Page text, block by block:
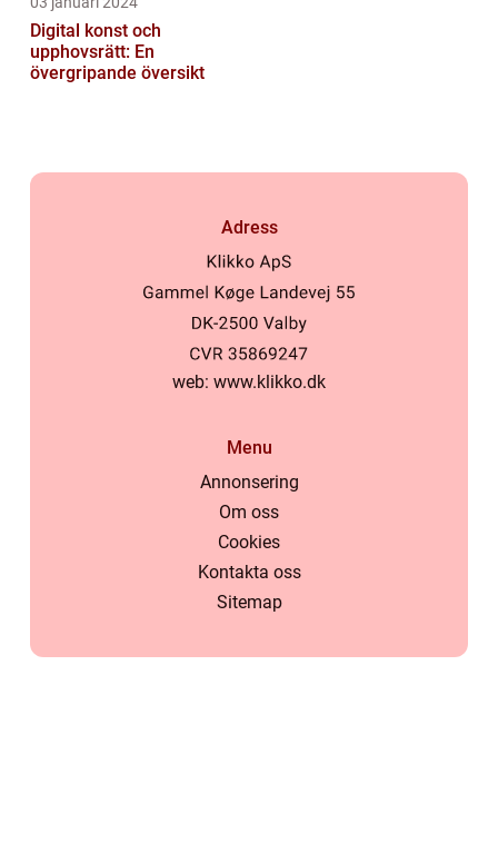
Digital konst och
upphovsrätt: En
övergripande översikt
Adress
web: www.klikko.dk
Menu
Annonsering
Om oss
Cookies
Kontakta oss
Sitemap